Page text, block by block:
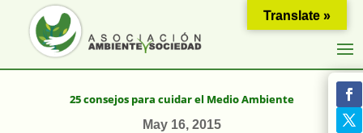
25 consejos para cuidar el Medio Ambiente
May 16, 2015
Translate »